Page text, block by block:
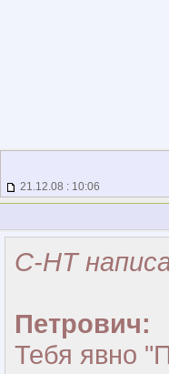
21.12.08 : 10:06
С-НТ
Петрович:
Тебя явно